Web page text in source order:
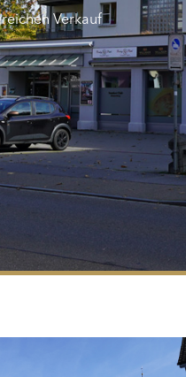
Verkauf